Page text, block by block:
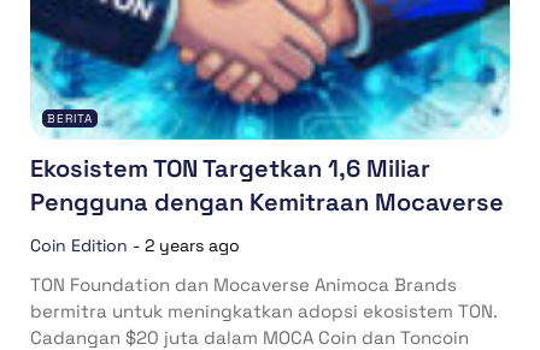
BERITA
Ekosistem TON Targetkan 1,6 Miliar
Pengguna dengan Kemitraan Mocaverse
Coin Edition - 2 years ago
TON Foundation dan Mocaverse Animoca Brands
bermitra untuk meningkatkan adopsi ekosistem TON.
Cadangan $20 juta dalam MOCA Coin dan Toncoin